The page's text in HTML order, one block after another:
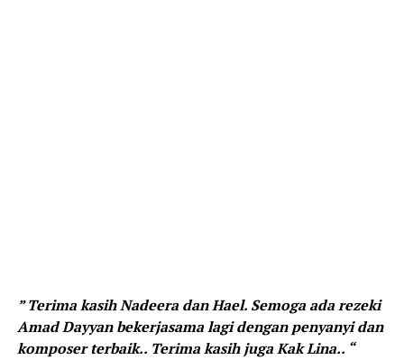
” Terima kasih Nadeera dan Hael. Semoga ada rezeki
Amad Dayyan bekerjasama lagi dengan penyanyi dan
komposer terbaik.. Terima kasih juga Kak Lina.. “